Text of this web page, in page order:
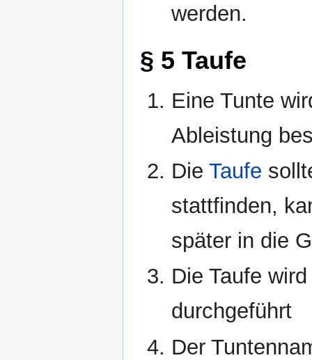
werden.
§ 5 Taufe
Eine Tunte
Ableistung
Die Taufe
stattfinden,
später in die
Die Taufe
durchgeführt
Der